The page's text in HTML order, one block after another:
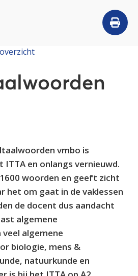
vmbo is
en onlangs vernieuwd.
woorden en geeft zicht
het om gaat in de vaklessen
de docent dus aandacht
algemene
algemene
biologie, mens &
natuurkunde en